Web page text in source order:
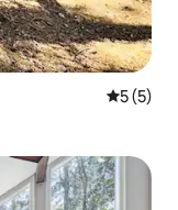
從 5 則評
5 (5)